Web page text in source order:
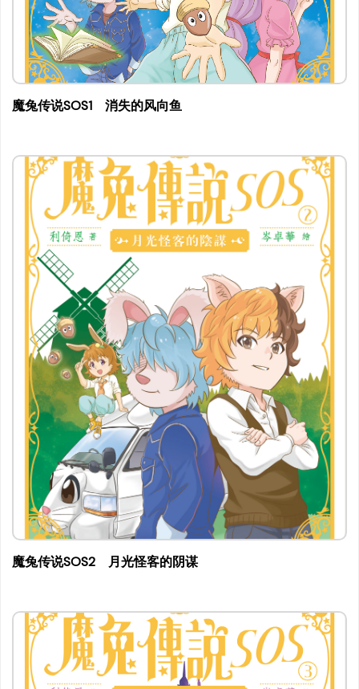
筛选
重置
魔兔传说SOS1 消失的风向鱼
魔兔传说SOS2 月光怪客的阴谋